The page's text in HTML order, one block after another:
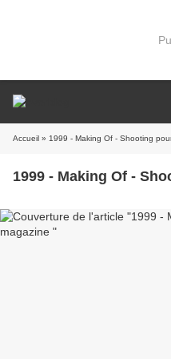
Accueil » 1999 - Making Of - Shooting
1999 - Making Of -